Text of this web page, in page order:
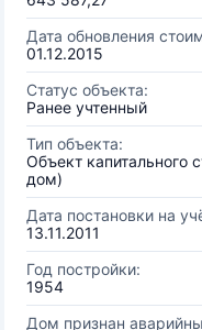
Дата обновления
01.12.2015
Статус объекта:
Ранее учтенный
Тип объекта:
Объект капитального
дом)
Дата постановки на
13.11.2011
Год постройки:
1954
Дом признан